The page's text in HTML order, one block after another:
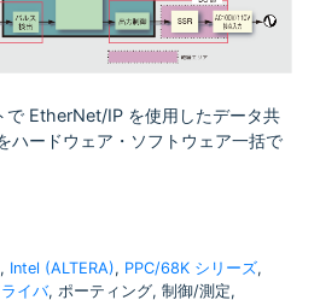
で EtherNet/IP を使用したデータ共
ハードウェア・ソフトウェア一括で
, Intel (ALTERA), PPC/68K シリーズ,
ライバ, ポーティング, 制御/測定,